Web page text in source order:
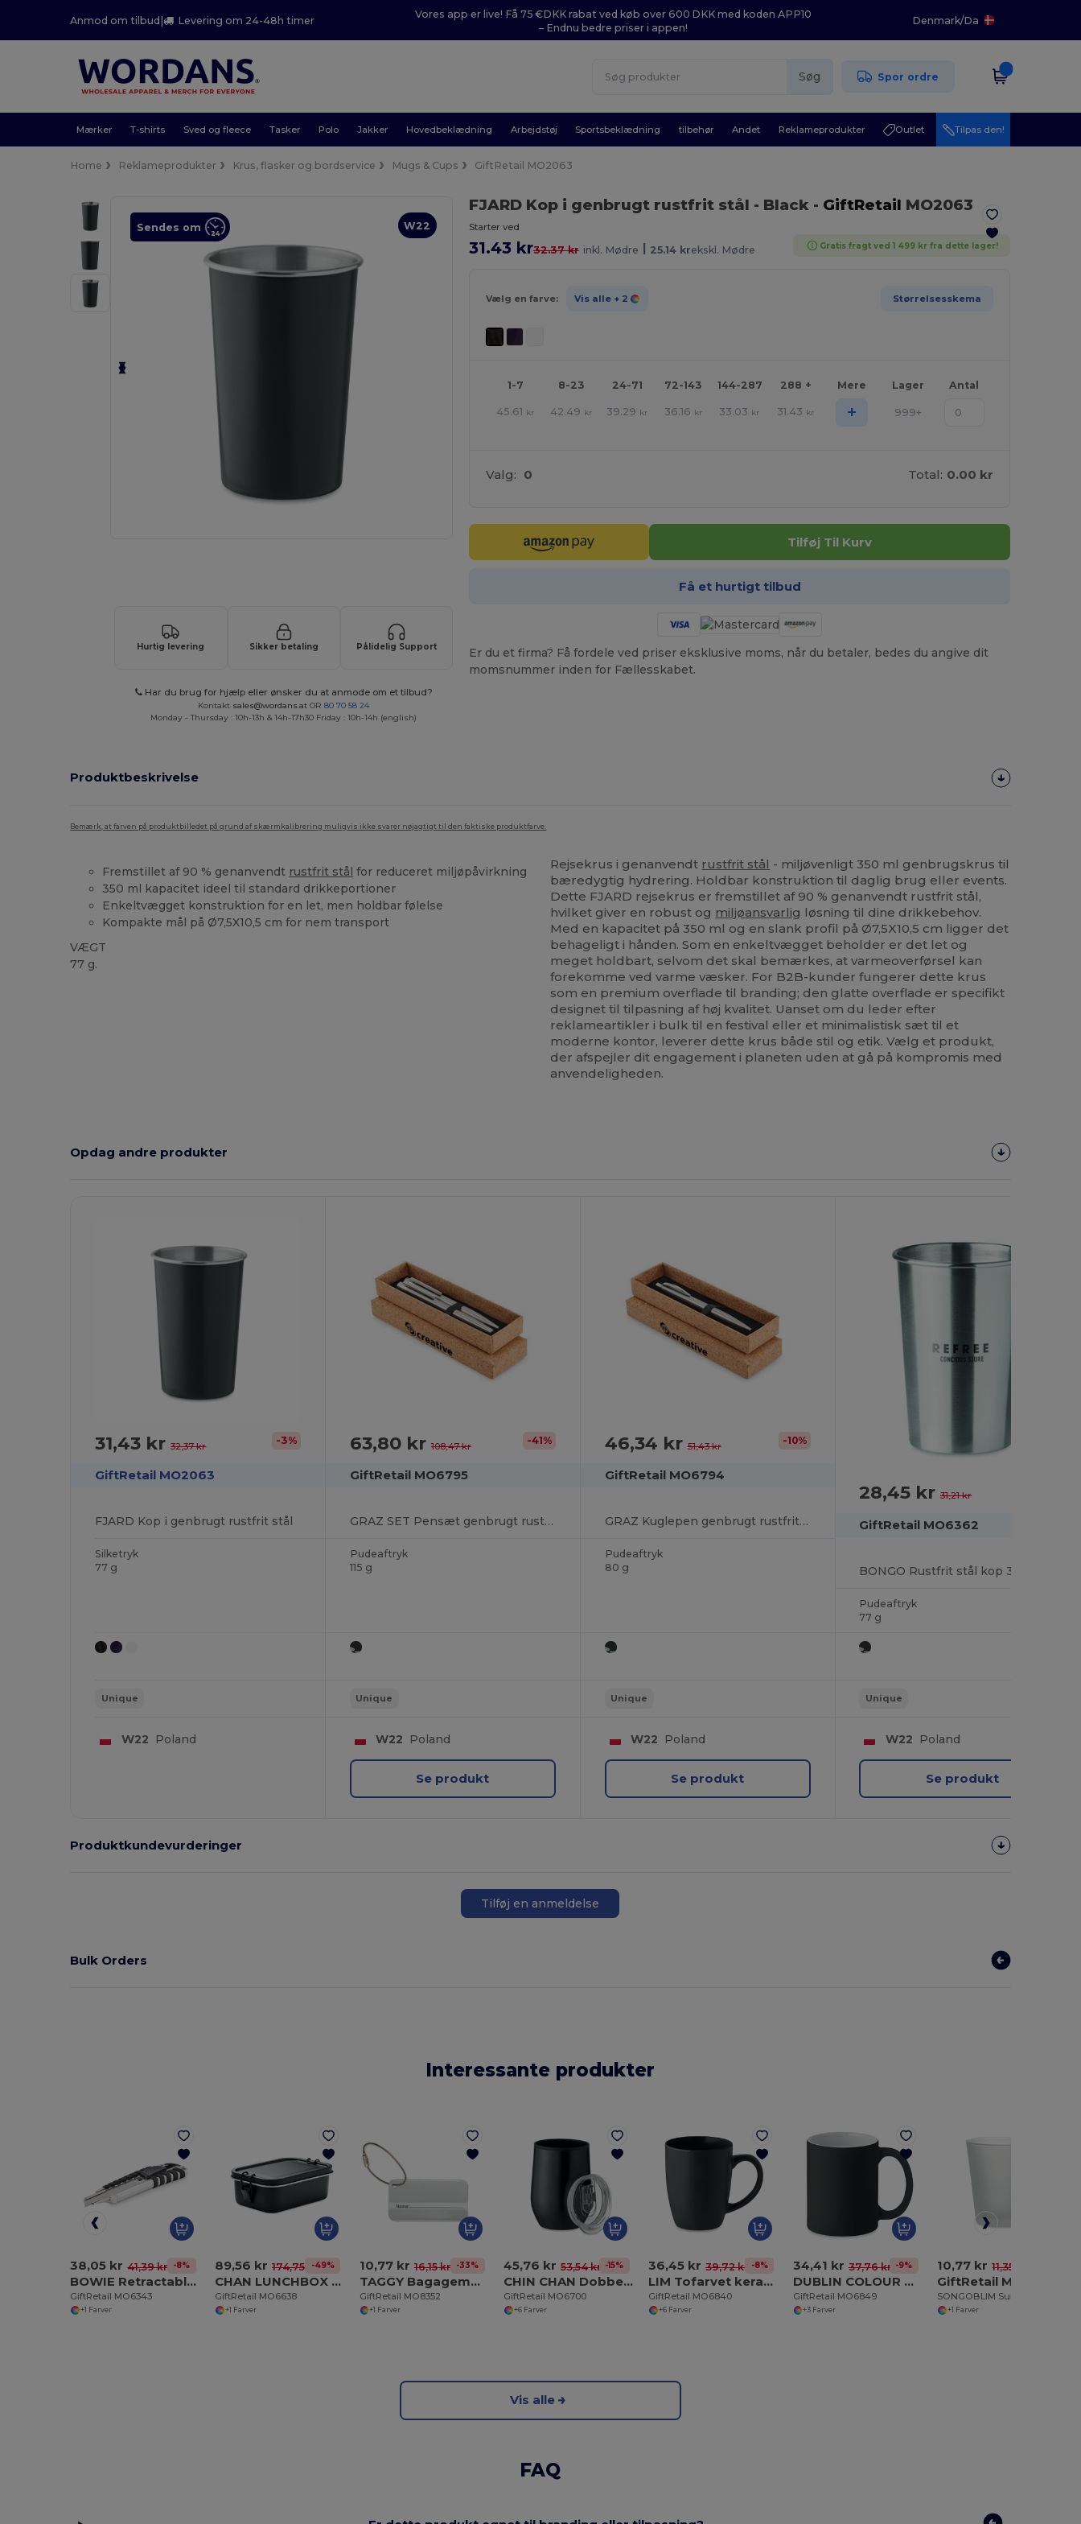
Anmod om tilbud| Levering om 24-48h timer
Vores app er live! Få 75 €DKK rabat ved køb over 600 DKK med koden APP10
– Endnu bedre priser i appen!
Denmark/Da
Søg Spor ordre
Mærker T-shirts Sved og fleece Tasker Polo Jakker Hovedbeklædning Arbejdstøj Sportsbeklædning tilbehør Andet Reklameprodukter Outlet Tilpas den!
Home Reklameprodukter Krus, flasker og bordservice Mugs & Cups GiftRetail MO2063
W22
Sendes om
Hurtig levering Sikker betaling Pålidelig Support
Har du brug for hjælp eller ønsker du at anmode om et tilbud?
Kontakt sales@wordans.at OR80 70 58 24
Monday - Thursday : 10h-13h & 14h-17h30 Friday : 10h-14h (english)
FJARD Kop i genbrugt rustfrit stål - Black- GiftRetail MO2063
Starter ved
31.43 kr32.37 kr inkl. Mødre | 25.14 krekskl. Mødre Gratis fragt ved 1 499 kr fra dette lager!
Vælg en farve: Vis alle + 2 Størrelsesskema
1-7 8-23 24-71 72-143 144-287 288 + Mere Lager Antal
45.61 kr 42.49 kr 39.29 kr 36.16 kr 33.03 kr 31.43 kr + 999+
Valg: 0 Total: 0.00 kr
Tilføj Til Kurv
Få et hurtigt tilbud
Er du et firma? Få fordele ved priser eksklusive moms, når du betaler, bedes du angive dit
momsnummer inden for Fællesskabet.
Produktbeskrivelse
Bemærk, at farven på produktbilledet på grund af skærmkalibrering muligvis ikke svarer nøjagtigt til den faktiske produktfarve.
Fremstillet af 90 % genanvendt rustfrit stål for reduceret miljøpåvirkning
350 ml kapacitet ideel til standard drikkeportioner
Enkeltvægget konstruktion for en let, men holdbar følelse
Kompakte mål på Ø7,5X10,5 cm for nem transport
VÆGT
77 g.
Rejsekrus i genanvendt rustfrit stål - miljøvenligt 350 ml genbrugskrus til
bæredygtig hydrering. Holdbar konstruktion til daglig brug eller events.
Dette FJARD rejsekrus er fremstillet af 90 % genanvendt rustfrit stål,
hvilket giver en robust og miljøansvarlig løsning til dine drikkebehov.
Med en kapacitet på 350 ml og en slank profil på Ø7,5X10,5 cm ligger det
behageligt i hånden. Som en enkeltvægget beholder er det let og
meget holdbart, selvom det skal bemærkes, at varmeoverførsel kan
forekomme ved varme væsker. For B2B-kunder fungerer dette krus
som en premium overflade til branding; den glatte overflade er specifikt
designet til tilpasning af høj kvalitet. Uanset om du leder efter
reklameartikler i bulk til en festival eller et minimalistisk sæt til et
moderne kontor, leverer dette krus både stil og etik. Vælg et produkt,
der afspejler dit engagement i planeten uden at gå på kompromis med
anvendeligheden.
Opdag andre produkter
31,43 kr32,37 kr -3%
GiftRetail MO2063
FJARD Kop i genbrugt rustfrit stål
Silketryk
77 g
Unique
W22 Poland
63,80 kr 108,47 kr -41%
GiftRetail MO6795
GRAZ SET Pensæt genbrugt rustfrit stål
Pudeaftryk
115 g
Unique
W22 Poland
Se produkt
46,34 kr51,43 kr -10%
GiftRetail MO6794
GRAZ Kuglepen genbrugt rustfrit stål
Pudeaftryk
80 g
Unique
W22 Poland
Se produkt
28,45 kr31,21 kr
GiftRetail MO6362
BONGO Rustfrit stål kop 350ml
Pudeaftryk
77 g
Unique
W22 Poland
Se produkt
Produktkundevurderinger
Tilføj en anmeldelse
Bulk Orders
Interessante produkter
38,05 kr 41,39 kr -8%
BOWIE Retractable knife
GiftRetail MO6343
+1 Farver
89,56 kr 174,75 kr-49%
CHAN LUNCHBOX COLOUR Madkasse I rustfrit stål 750 m
GiftRetail MO6638
+1 Farver
10,77 kr 16,15 kr -33%
TAGGY Bagagemærke aluminium
GiftRetail MO8352
+1 Farver
45,76 kr 53,54 kr -15%
CHIN CHAN Dobbeltvægget rejsekop 350 ml
GiftRetail MO6700
+6 Farver
36,45 kr 39,72 kr -8%
LIM Tofarvet keramisk krus 290 ml
GiftRetail MO6840
+6 Farver
34,41 kr 37,76 kr -9%
DUBLIN COLOUR Matfarvet krus 300 ml
GiftRetail MO6849
+3 Farver
10,77 kr 11,35 kr
GiftRetail MO6920
+1 Farver
Vis alle
FAQ